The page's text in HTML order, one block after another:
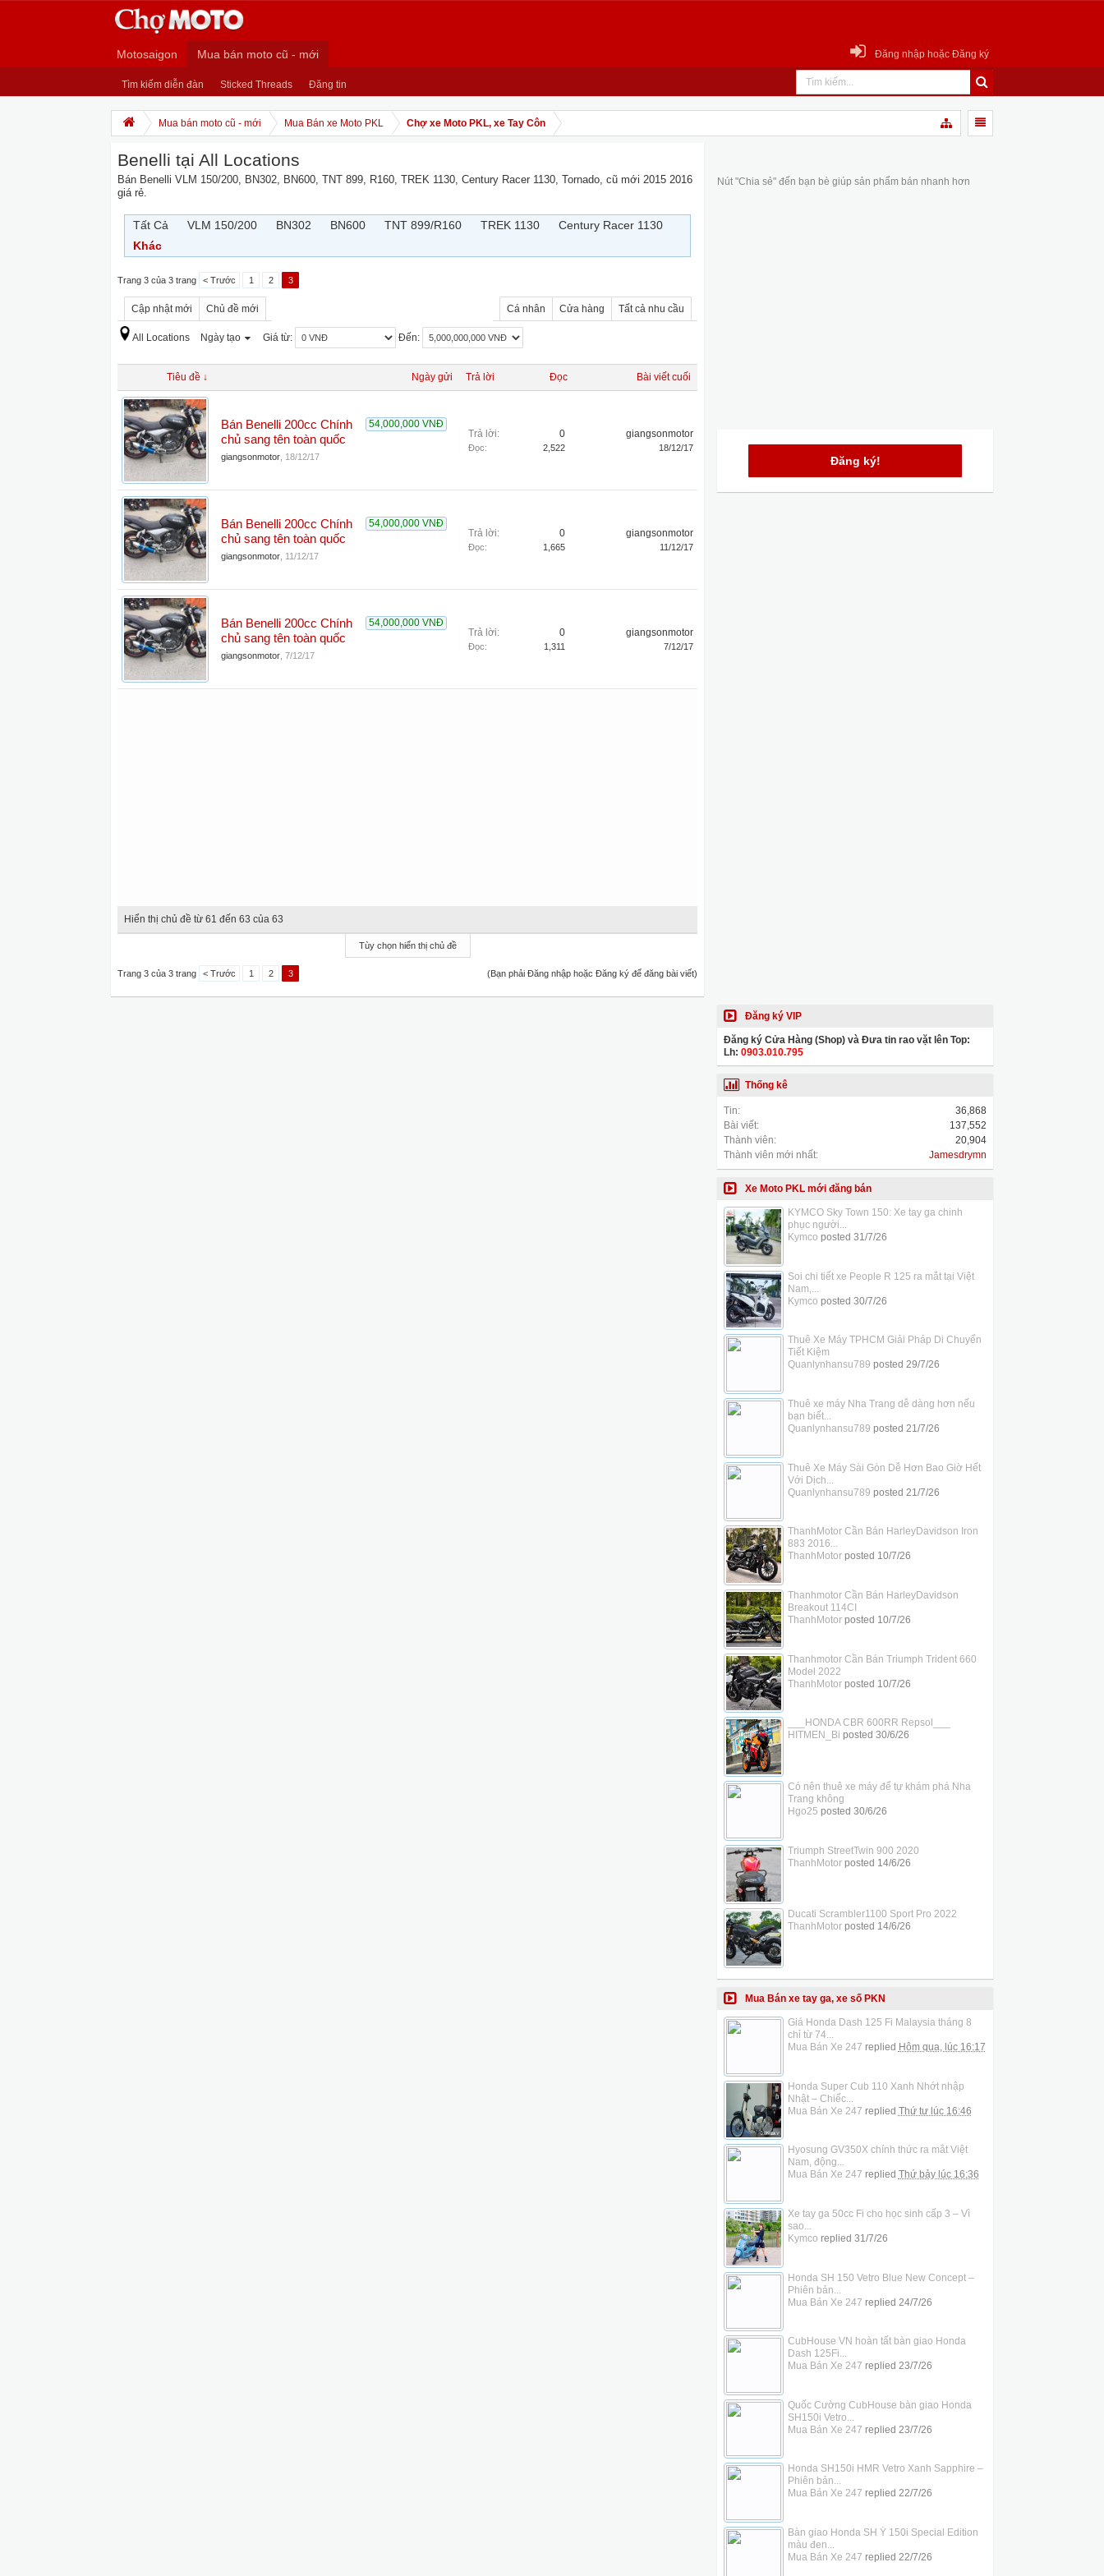
Motosaigon Mua bán moto cũ - mới
Tìm kiếm diễn đàn Sticked Threads Đăng tin
Đăng nhập hoặc Đăng ký
Mua bán moto cũ - mới Mua Bán xe Moto PKL Chợ xe Moto PKL, xe Tay Côn
Benelli tại All Locations
Bán Benelli VLM 150/200, BN302, BN600, TNT 899, R160, TREK 1130, Century Racer 1130, Tornado, cũ mới 2015 2016
giá rẻ.
Tất Cả VLM 150/200 BN302 BN600 TNT 899/R160 TREK 1130
Century Racer 1130
Khác
Trang 3 của 3 trang < Trước 1 2 3
Cập nhật mới Chủ đề mới Cá nhân Cửa hàng Tất cả nhu cầu
All Locations Ngày tạo Giá từ: Đến:
Tiêu đề ↓ Ngày gửi Trả lời Đọc Bài viết cuối
54,000,000 VNĐ
Bán Benelli 200cc Chính
chủ sang tên toàn quốc
giangsonmotor 18/12/17
Trả lời: 0
Đọc: 2,522
giangsonmotor
18/12/17
54,000,000 VNĐ
Bán Benelli 200cc Chính
chủ sang tên toàn quốc
giangsonmotor 11/12/17
Trả lời: 0
Đọc: 1,665
giangsonmotor
11/12/17
54,000,000 VNĐ
Bán Benelli 200cc Chính
chủ sang tên toàn quốc
giangsonmotor 7/12/17
Trả lời: 0
Đọc: 1,311
giangsonmotor
7/12/17
Hiển thị chủ đề từ 61 đến 63 của 63
Tùy chọn hiển thị chủ đề
(Bạn phải Đăng nhập hoặc Đăng ký để đăng bài viết)
Trang 3 của 3 trang < Trước 1 2 3
Nút "Chia sẻ" đến bạn bè giúp sản phẩm bán nhanh hơn
Đăng ký!
Đăng ký VIP
Đăng ký Cửa Hàng (Shop) và Đưa tin rao vặt lên Top:
Lh: 0903.010.795
Thống kê
Tin:
36,868
Bài viết:
137,552
Thành viên:
20,904
Thành viên mới nhất:
Jamesdrymn
Xe Moto PKL mới đăng bán
KYMCO Sky Town 150: Xe tay ga chinh
phục người...
Kymco posted 31/7/26
Soi chi tiết xe People R 125 ra mắt tại Việt
Nam,...
Kymco posted 30/7/26
Thuê Xe Máy TPHCM Giải Pháp Di Chuyển
Tiết Kiệm
Quanlynhansu789 posted 29/7/26
Thuê xe máy Nha Trang dễ dàng hơn nếu
bạn biết...
Quanlynhansu789 posted 21/7/26
Thuê Xe Máy Sài Gòn Dễ Hơn Bao Giờ Hết
Với Dịch...
Quanlynhansu789 posted 21/7/26
ThanhMotor Cần Bán HarleyDavidson Iron
883 2016...
ThanhMotorposted 10/7/26
Thanhmotor Cần Bán HarleyDavidson
Breakout 114CI
ThanhMotorposted 10/7/26
Thanhmotor Cần Bán Triumph Trident 660
Model 2022
ThanhMotorposted 10/7/26
___HONDA CBR 600RR Repsol___
HITMEN_Bi posted 30/6/26
Có nên thuê xe máy để tự khám phá Nha
Trang không
Hgo25 posted 30/6/26
Triumph StreetTwin 900 2020
ThanhMotorposted 14/6/26
Ducati Scrambler1100 Sport Pro 2022
ThanhMotorposted 14/6/26
Mua Bán xe tay ga, xe số PKN
Giá Honda Dash 125 Fi Malaysia tháng 8
chỉ từ 74...
Mua Bán Xe 247 replied Hôm qua, lúc 16:17
Honda Super Cub 110 Xanh Nhớt nhập
Nhật – Chiếc...
Mua Bán Xe 247 replied Thứ tư lúc 16:46
Hyosung GV350X chính thức ra mắt Việt
Nam, động...
Mua Bán Xe 247 replied Thứ bảy lúc 16:36
Xe tay ga 50cc Fi cho học sinh cấp 3 – Vì
sao...
Kymco replied 31/7/26
Honda SH 150 Vetro Blue New Concept –
Phiên bản...
Mua Bán Xe 247 replied 24/7/26
CubHouse VN hoàn tất bàn giao Honda
Dash 125Fi...
Mua Bán Xe 247 replied 23/7/26
Quốc Cường CubHouse bàn giao Honda
SH150i Vetro...
Mua Bán Xe 247 replied 23/7/26
Honda SH150i HMR Vetro Xanh Sapphire –
Phiên bản...
Mua Bán Xe 247 replied 22/7/26
Bàn giao Honda SH Ý 150i Special Edition
màu đen...
Mua Bán Xe 247 replied 22/7/26